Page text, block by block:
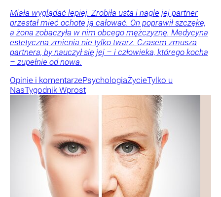
Miała wyglądać lepiej. Zrobiła usta i nagle jej partner
przestał mieć ochotę ją całować. On poprawił szczękę,
a żona zobaczyła w nim obcego mężczyznę. Medycyna
estetyczna zmienia nie tylko twarz. Czasem zmusza
partnera, by nauczył się jej – i człowieka, którego kocha
– zupełnie od nowa.
Opinie i komentarzePsychologiaŻycieTylko u
NasTygodnik Wprost